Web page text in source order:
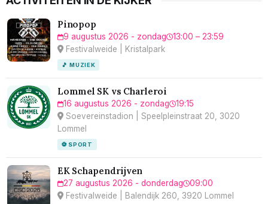
Pinopop
9 augustus 2026 - zondag
13:00 – 23:59
Festivalweide | Kristalpark
🎵 MUZIEK
Lommel SK vs Charleroi
16 augustus 2026 - zondag
19:15
Soevereinstadion | Speelpleinstraat 20, 3020
Lommel
⚽ SPORT
EK Schapendrijven
27 augustus 2026 - donderdag
09:00
Festivalweide | Balendijk 260, 3920 Lommel